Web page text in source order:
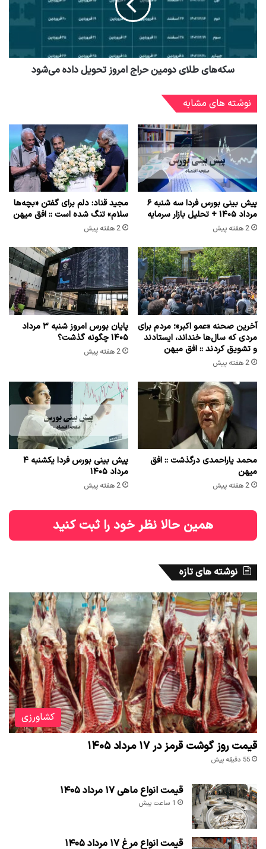
سکه‌های طلای دومین حراج امروز تحویل داده می‌شود
نوشته های مشابه
پیش بینی بورس فردا سه شنبه ۶
مرداد ۱۴۰۵ + تحلیل بازار سرمایه
2 هفته پیش
مجید قناد: دلم برای گفتن «بچه‌ها
سلام» تنگ شده است :: افق میهن
2 هفته پیش
آخرین صحنه «عمو اکبر»؛ مردم برای
مردی که سال‌ها خنداند، ایستادند
و تشویق کردند :: افق میهن
2 هفته پیش
پایان بورس امروز شنبه ۳ مرداد
۱۴۰۵ چگونه گذشت؟
2 هفته پیش
محمد یاراحمدی درگذشت :: افق
میهن
2 هفته پیش
پیش بینی بورس فردا یکشنبه ۴
مرداد ۱۴۰۵
2 هفته پیش
همین حالا نظر خود را ثبت کنید
نوشته های تازه
کشاورزی
قیمت روز گوشت قرمز در ۱۷ مرداد ۱۴۰۵
55 دقیقه پیش
قیمت انواع ماهی ۱۷ مرداد ۱۴۰۵
1 ساعت پیش
قیمت انواع مرغ ۱۷ مرداد ۱۴۰۵